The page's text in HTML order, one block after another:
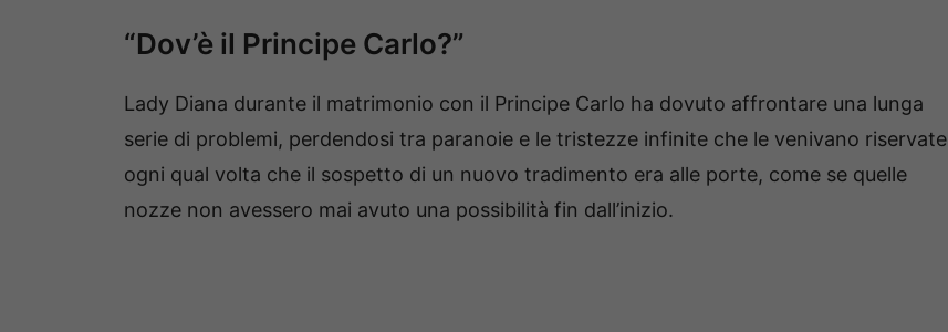
“Dov’è il Principe Carlo?”
Lady Diana durante il matrimonio con il Principe Carlo ha dovuto affrontare una lunga
serie di problemi, perdendosi tra paranoie e le tristezze infinite che le venivano riservate
ogni qual volta che il sospetto di un nuovo tradimento era alle porte, come se quelle
nozze non avessero mai avuto una possibilità fin dall’inizio.